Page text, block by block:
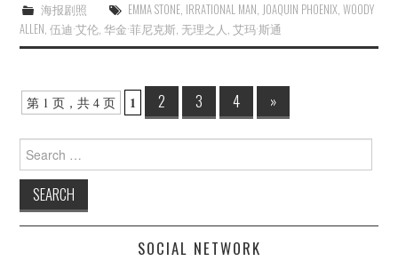
海报剧照 EMMA STONE, IRRATIONAL MAN, JOAQUIN PHOENIX, WOODY
ALLEN,伍迪·艾伦,华金·菲尼克斯, 无理之人,艾玛·斯通
Post
navigation
第 1 页，共 4 页 1 2 3 4 »
Search
for:
SOCIAL NETWORK